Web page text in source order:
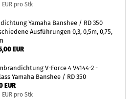
EUR pro Stk
Yamaha Banshee / RD 350
Ausführungen 0,3, 0,5m, 0,75,
EUR
V-Force 4 V4144-2 -
Yamaha Banshee / RD 350
EUR
EUR pro Stk